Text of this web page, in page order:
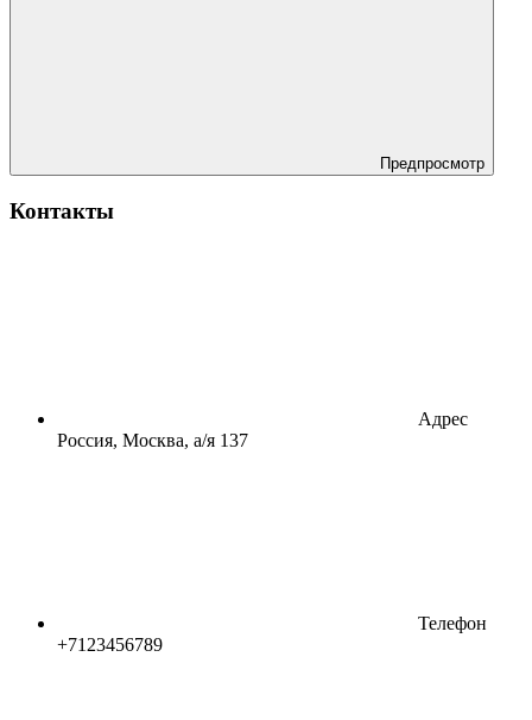
Предпросмотр
Контакты
Адрес
Россия, Москва, а/я 137
Телефон
+7123456789